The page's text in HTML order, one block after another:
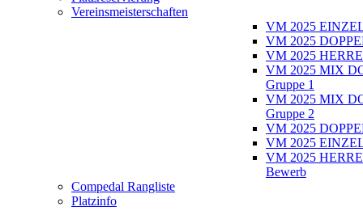
Vereinsmeisterschaften
VM 2025
VM 2025
VM 2025
VM 2025 MIX
Gruppe 1
VM 2025 MIX
Gruppe 2
VM 2025
VM 2025
VM 2025
Bewerb
Compedal Rangliste
Platzinfo